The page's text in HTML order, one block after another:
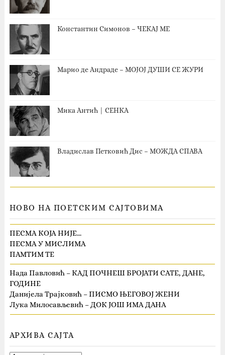
Константин Симонов – ЧЕКАЈ МЕ
Марио де Андраде – МОЈОЈ ДУШИ СЕ ЖУРИ
Мика Антић | СЕНКА
Владислав Петковић Дис – МОЖДА СПАВА
НОВО НА ПОЕТСКИМ САЈТОВИМА
ПЕСМА КОЈА НИЈЕ…
ПЕСМА У МИСЛИМА
ПАМТИМ ТЕ
Нада Павловић – КАД ПОЧНЕШ БРОЈАТИ САТЕ, ДАНЕ,
ГОДИНЕ
Данијела Трајковић – ПИСМО ЊЕГОВОЈ ЖЕНИ
Лука Милосављевић – ДОК ЈОШ ИМА ДАНА
АРХИВА САЈТА